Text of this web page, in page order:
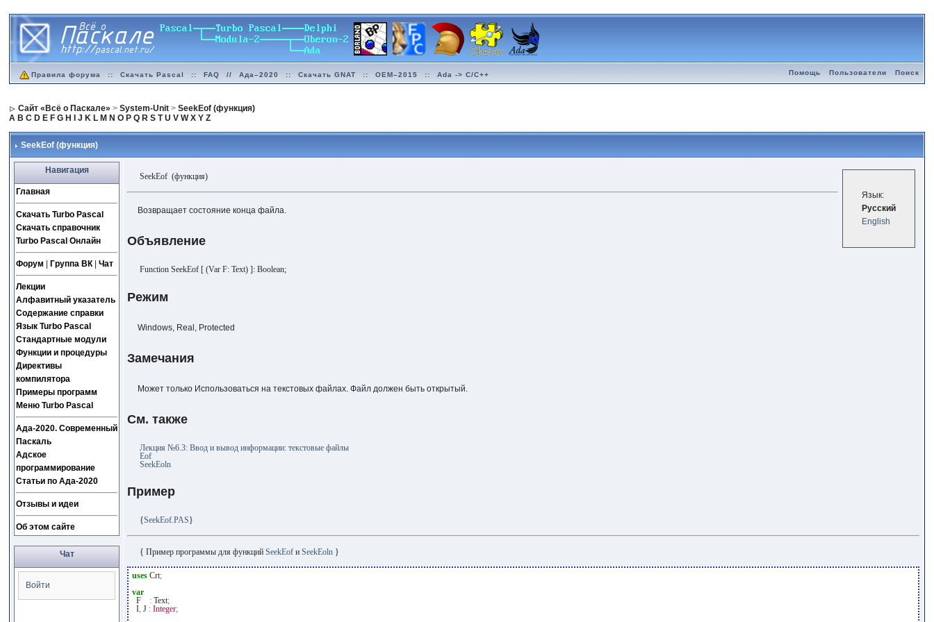
Правила форума :: Скачать Pascal :: FAQ // Ада–2020 :: Скачать GNAT :: OEM–2015 :: Ada -> C/C++ Помощь Пользователи Поиск
Сайт «Всё о Паскале» >System-Unit >SeekEof (функция)
A B C D E F G H J K L M N O P Q R S T U V W X Y Z
SeekEof (функция)
Навигация
Главная
Скачать Turbo Pascal
Скачать справочник
Turbo Pascal Онлайн
Форум Группа ВК|Чат
Лекции
Алфавитный указатель
Содержание справки
Язык Turbo Pascal
Стандартные модули
Функции и процедуры
Директивы
компилятора
Примеры программ
Меню Turbo Pascal
Ада-2020. Современный
Паскаль
Адское
программирование
Статьи по Ада-2020
Отзывы и идеи
Об этом сайте
Чат
Войти
Язык:
Русский
English
SeekEof (функция)
Возвращает состояние конца файла.
Объявление
Function SeekEof [ (Var F: Text) ]: Boolean;
Режим
Windows, Real, Protected
Замечания
Может только Использоваться на текстовых файлах. Файл должен быть открытый.
См. также
Лекция №6.3: Ввод и вывод информации: текстовые файлы
Eof
SeekEoln
Пример
{SeekEof.PAS}
{ Пример программы для функцийSeekEof иSeekEoln }
uses Crt;
var
F : Text;
I, J : Integer;